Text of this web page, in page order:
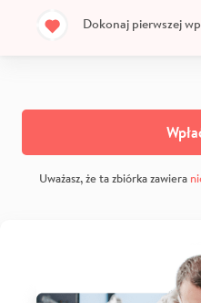
Dokonaj pierwszej
Uważasz, że ta zbiórka zawiera